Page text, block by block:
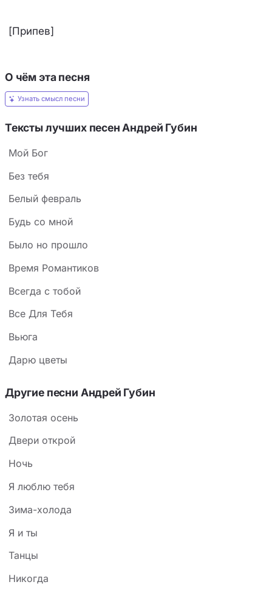
[Припев]
О чём эта песня
Узнать смысл песни
Тексты лучших песен Андрей Губин
Mой Бог
Без тебя
Белый февраль
Будь со мной
Было но прошло
Время Романтиков
Всегда с тобой
Все Для Тебя
Вьюга
Дарю цветы
Другие песни Андрей Губин
Золотая осень
Двери открой
Ночь
Я люблю тебя
Зима-холода
Я и ты
Танцы
Никогда